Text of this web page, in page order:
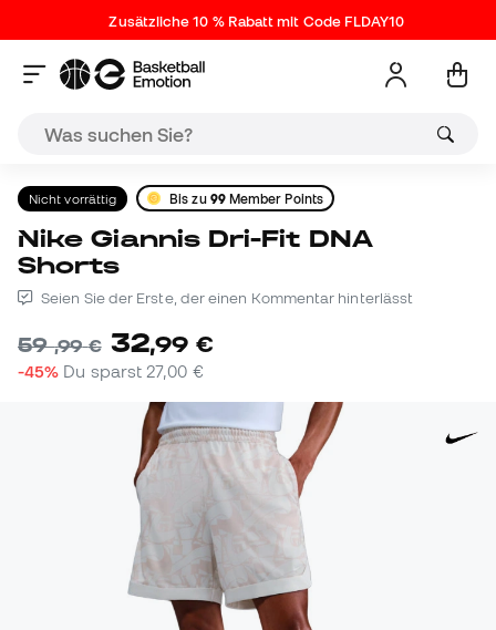
Zusätzliche 10 % Rabatt mit Code FLDAY10
Nicht vorrättig Bis zu 99Member Points
Nike Giannis Dri-Fit DNA
Shorts
Seien Sie der Erste, der einen Kommentar hinterlässt
59,99 € 32,99 €
-45% Du sparst 27,00 €